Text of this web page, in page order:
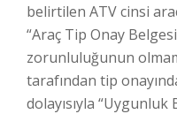
belirtilen ATV cinsi
“Araç Tip Onay
zorunluluğunun
tarafından tip
dolayısıyla